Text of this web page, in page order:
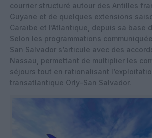
courrier structuré autour des Antilles
Guyane et de quelques extensions
Caraïbe et l’Atlantique, depuis sa base
Selon les programmations
San Salvador s’articule avec des
Nassau, permettant de multiplier les
séjours tout en rationalisant
transatlantique Orly–San Salvador.